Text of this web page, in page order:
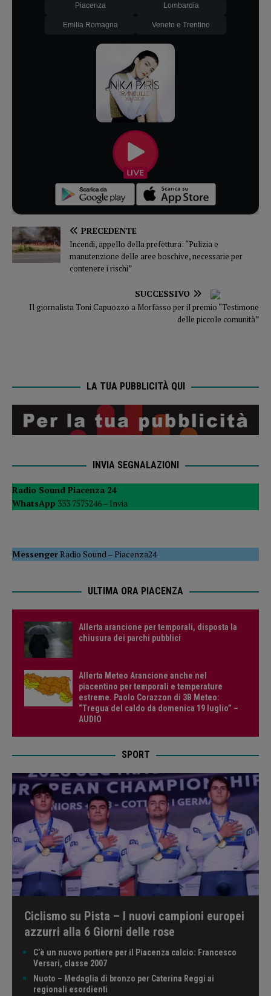
Piacenza Lombardia
Emilia Romagna Veneto e Trentino
PRECEDENTE
Incendi, appello della prefettura: “Pulizia e
manutenzione delle aree boschive, necessarie per
contenere i rischi”
SUCCESSIVO
Il giornalista Toni Capuozzo a Morfasso per il premio “Testimone
delle piccole comunità”
LA TUA PUBBLICITÀ QUI
INVIA SEGNALAZIONI
Radio Sound Piacenza 24
WhatsApp 333 7575246 – Invia
MessengerRadio Sound–Piacenza24
ULTIMA ORA PIACENZA
Allerta arancione per temporali, disposta la
chiusura dei parchi pubblici
Allerta Meteo Arancione anche nel
piacentino per temporali e temperature
estreme. Paolo Corazzon di 3B Meteo:
“Tregua del caldo da domenica 19 luglio” –
AUDIO
SPORT
Ciclismo su Pista – I nuovi campioni europei
azzurri alla 6 Giorni delle rose
C’è un nuovo portiere per il Piacenza calcio: Francesco
Versari, classe 2007
Nuoto – Medaglia di bronzo per Caterina Reggi ai
regionali esordienti